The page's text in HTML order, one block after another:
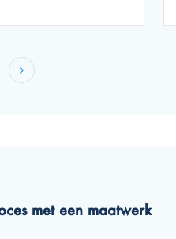
met een maatwerk